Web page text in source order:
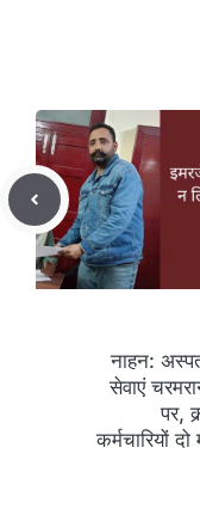
नाहन:
सेवाएं
पर,
कर्मचारियों